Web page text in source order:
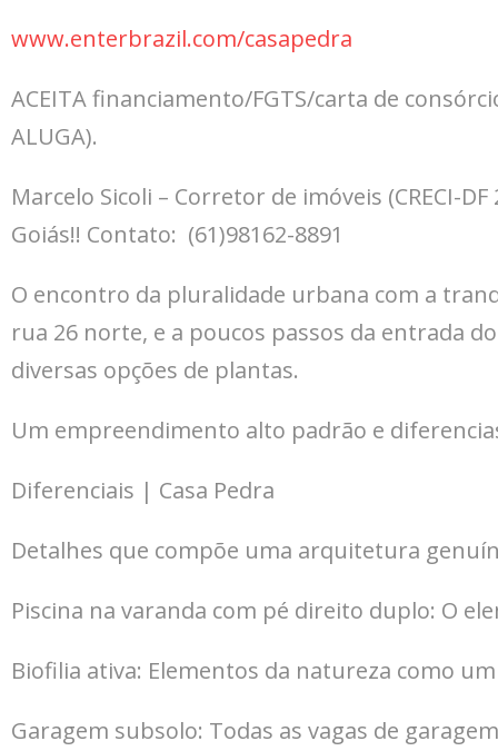
www.enterbrazil.com/casapedra
ACEITA financiamento/FGTS/carta de
ALUGA).
Marcelo Sicoli – Corretor de imóveis (CRECI-
Goiás!! Contato: (61)98162-8891
O encontro da pluralidade urbana com a
rua 26 norte, e a poucos passos da entrada
diversas opções de plantas.
Um empreendimento alto padrão e
Diferenciais | Casa Pedra
Detalhes que compõe uma arquitetura
Piscina na varanda com pé direito duplo: O
Biofilia ativa: Elementos da natureza como
Garagem subsolo: Todas as vagas de